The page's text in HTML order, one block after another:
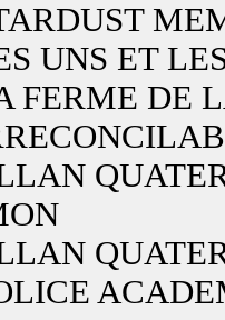
UNS ET
FERME DE